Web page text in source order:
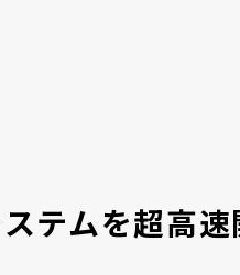
テムを超高